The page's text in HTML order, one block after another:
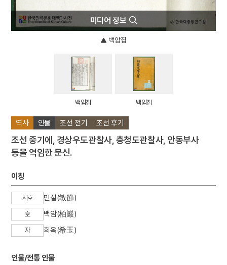
역사 인물 조선 전기 조선 후기
조선 중기에, 경상우도관찰사, 충청도관찰사, 안동부사
등을 역임한 문신.
이칭
시호 민절(敏節)
호 백암(柏巖)
자 희옥(希玉)
인물/전통 인물
미디어 정보
백암집
백암집 백암집